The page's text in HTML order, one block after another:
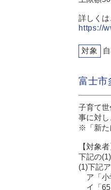
詳しくは
https://
対象
富士市
子育て
事に対し
※「新た
【対象者
下記の
(1)下記
ア「小
イ「65